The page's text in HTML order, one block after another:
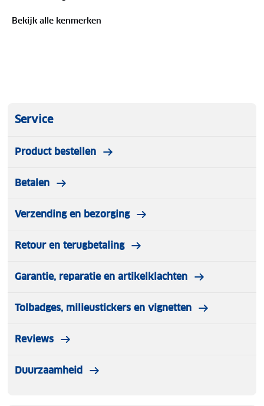
Bekijk alle kenmerken
Service
Product bestellen
Betalen
Verzending en bezorging
Retour en terugbetaling
Garantie, reparatie en artikelklachten
Tolbadges, milieustickers en vignetten
Reviews
Duurzaamheid